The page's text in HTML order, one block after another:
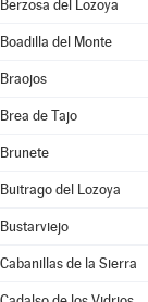
Berzosa del Lozoya
Boadilla del Monte
Braojos
Brea de Tajo
Brunete
Buitrago del Lozoya
Bustarviejo
Cabanillas de la Sierra